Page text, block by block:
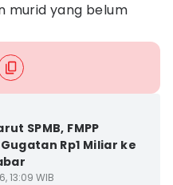
murid yang belum
SPMB, FMPP
Rp1 Miliar ke
13:09 WIB